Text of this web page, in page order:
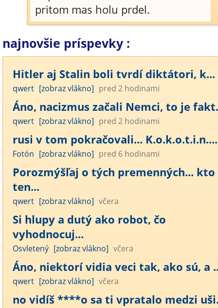
pritom mas holu prdel.
najnovšie príspevky :
Hitler aj Stalin boli tvrdí diktátori, k...
qwert [zobraz vlákno] pred 2 hodinami
Áno, nacizmus začali Nemci, to je
qwert [zobraz vlákno] pred 2 hodinami
rusi v tom pokračovali... K.o.k.o.t.i.n....
Fotón [zobraz vlákno] pred 6 hodinami
Porozmýšľaj o tých premenných... kto
ten...
qwert [zobraz vlákno] včera
Si hlupy a dutý ako robot, čo
vyhodnocuj...
Osvletený [zobraz vlákno] včera
Áno, niektorí vidia veci tak, ako sú, a
qwert [zobraz vlákno] včera
no vidíš ****o sa ti vpratalo medzi